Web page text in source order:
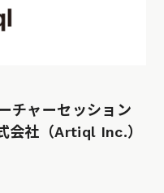
チャーセッション
会社（Artiql Inc.）